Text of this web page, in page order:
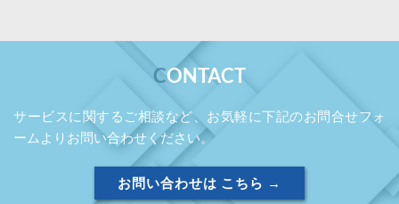
CONTACT
サービスに関するご相談など、お気軽に下記のお問合せフォ
ームよりお問い合わせください。
お問い合わせは こちら →